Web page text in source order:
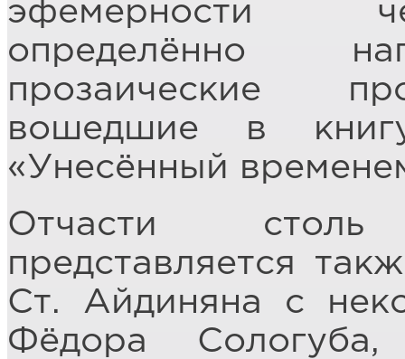
эфемерности
определённо
прозаические
вошедшие в
«Унесённый
Отчасти
представляется
Ст. Айдиняна с
Фёдора